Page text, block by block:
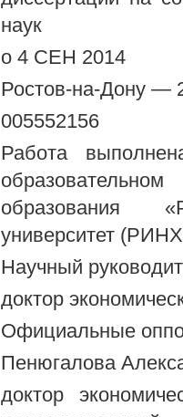
наук
о 4 СЕН 2014
Ростов-на-Дону —
005552156
Работа
образования
университет
Научный
доктор
Официальные
Пенюгалова
доктор